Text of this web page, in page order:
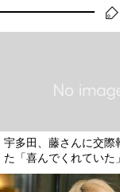
宇多田、藤さんに交際
た「喜んでくれていた」